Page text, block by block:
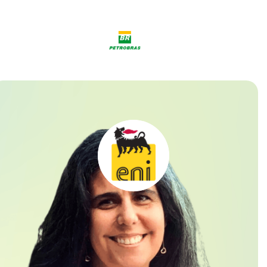
« C'est tellement bon. Comme prévu, le sommet a
été très intéressant, compte tenu de la situation
actuelle et fournissant des projections pour le
secteur. »